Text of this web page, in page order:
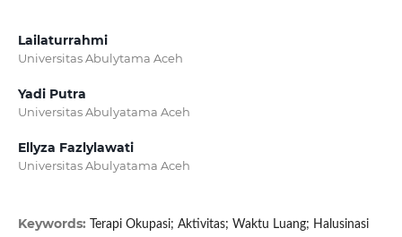
Lailaturrahmi
Universitas Abulytama Aceh
Yadi Putra
Universitas Abulyatama Aceh
Ellyza Fazlylawati
Universitas Abulyatama Aceh
Keywords:
Terapi Okupasi; Aktivitas; Waktu Luang; Halusinasi